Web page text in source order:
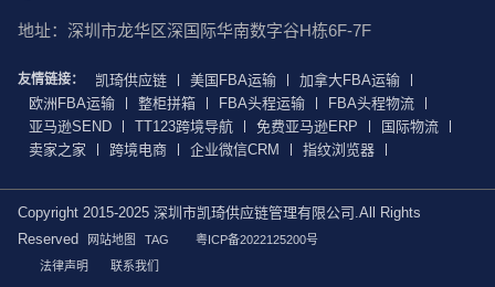
地址：深圳市龙华区深国际华南数字谷H栋6F-7F
友情链接： 凯琦供应链 美国FBA运输
加拿大FBA运输
欧洲FBA运输
整柜拼箱 FBA头程运输
FBA头程物流
亚马逊SEND
TT123跨境导航 免费亚马逊ERP
国际物流
卖家之家
跨境电商 企业微信CRM 指纹浏览器
Copyright 2015-2025 深圳市凯琦供应链管理有限公司.All Rights
Reserved
网站地图 TAG
粤ICP备2022125200号
法律声明
联系我们